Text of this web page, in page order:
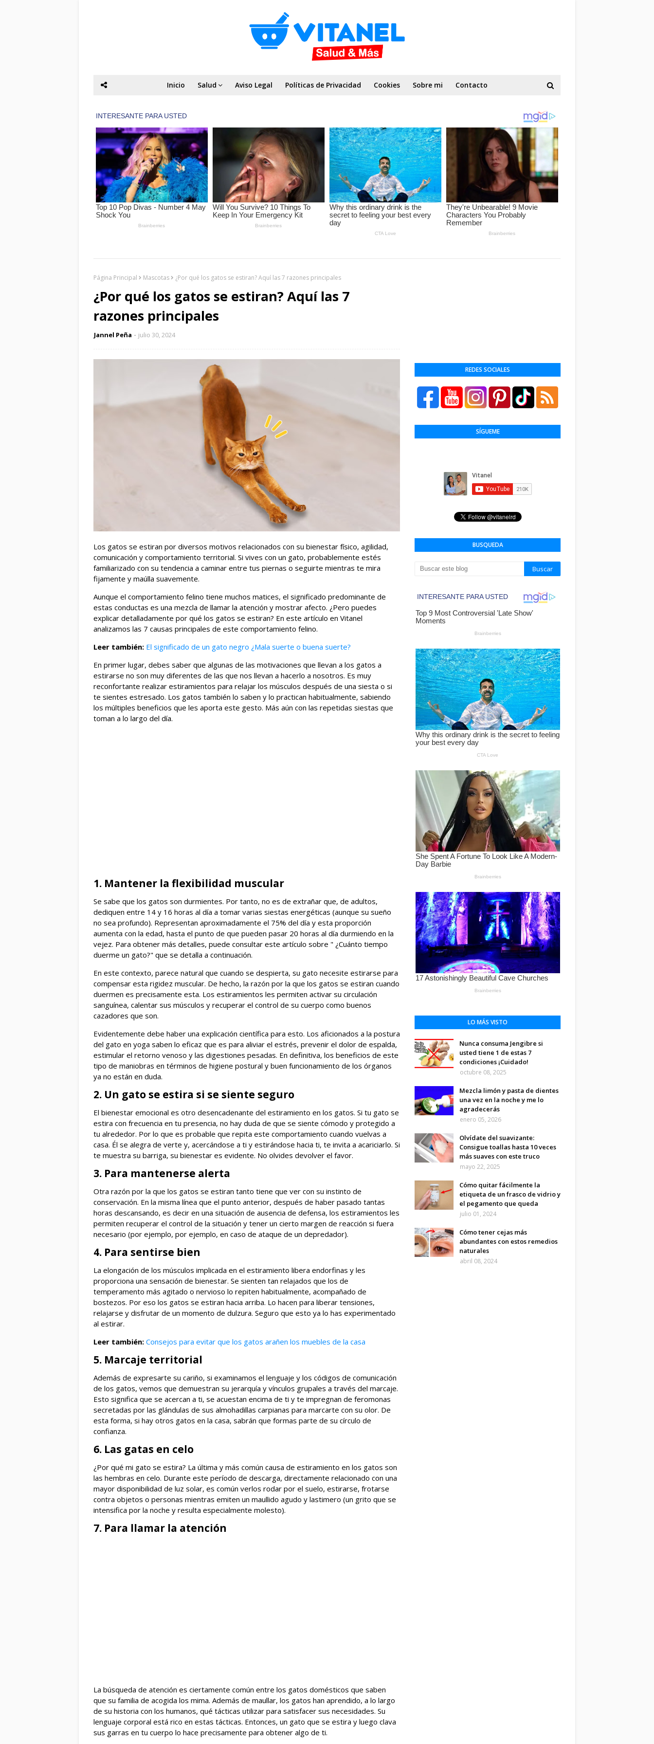
Inicio Salud Aviso Legal Políticas de Privacidad Cookies Sobre mi Contacto
Página Principal Mascotas ¿Por qué los gatos se estiran? Aquí las 7 razones principales
¿Por qué los gatos se estiran? Aquí las 7
razones principales
Jannel Peña julio 30, 2024
Los gatos se estiran por diversos motivos relacionados con su bienestar físico, agilidad,
comunicación y comportamiento territorial. Si vives con un gato, probablemente estés
familiarizado con su tendencia a caminar entre tus piernas o seguirte mientras te mira
fijamente y maúlla suavemente.
Aunque el comportamiento felino tiene muchos matices, el significado predominante de
estas conductas es una mezcla de llamar la atención y mostrar afecto. ¿Pero puedes
explicar detalladamente por qué los gatos se estiran? En este artículo en Vitanel
analizamos las 7 causas principales de este comportamiento felino.
Leer también: El significado de un gato negro ¿Mala suerte o buena suerte?
En primer lugar, debes saber que algunas de las motivaciones que llevan a los gatos a
estirarse no son muy diferentes de las que nos llevan a hacerlo a nosotros. Es muy
reconfortante realizar estiramientos para relajar los músculos después de una siesta o si
te sientes estresado. Los gatos también lo saben y lo practican habitualmente, sabiendo
los múltiples beneficios que les aporta este gesto. Más aún con las repetidas siestas que
toman a lo largo del día.
1. Mantener la flexibilidad muscular
Se sabe que los gatos son durmientes. Por tanto, no es de extrañar que, de adultos,
dediquen entre 14 y 16 horas al día a tomar varias siestas energéticas (aunque su sueño
no sea profundo). Representan aproximadamente el 75% del día y esta proporción
aumenta con la edad, hasta el punto de que pueden pasar 20 horas al día durmiendo en la
vejez. Para obtener más detalles, puede consultar este artículo sobre " ¿Cuánto tiempo
duerme un gato?" que se detalla a continuación.
En este contexto, parece natural que cuando se despierta, su gato necesite estirarse para
compensar esta rigidez muscular. De hecho, la razón por la que los gatos se estiran cuando
duermen es precisamente esta. Los estiramientos les permiten activar su circulación
sanguínea, calentar sus músculos y recuperar el control de su cuerpo como buenos
cazadores que son.
Evidentemente debe haber una explicación científica para esto. Los aficionados a la postura
del gato en yoga saben lo eficaz que es para aliviar el estrés, prevenir el dolor de espalda,
estimular el retorno venoso y las digestiones pesadas. En definitiva, los beneficios de este
tipo de maniobras en términos de higiene postural y buen funcionamiento de los órganos
ya no están en duda.
2. Un gato se estira si se siente seguro
El bienestar emocional es otro desencadenante del estiramiento en los gatos. Si tu gato se
estira con frecuencia en tu presencia, no hay duda de que se siente cómodo y protegido a
tu alrededor. Por lo que es probable que repita este comportamiento cuando vuelvas a
casa. Él se alegra de verte y, acercándose a ti y estirándose hacia ti, te invita a acariciarlo. Si
te muestra su barriga, su bienestar es evidente. No olvides devolver el favor.
3. Para mantenerse alerta
Otra razón por la que los gatos se estiran tanto tiene que ver con su instinto de
conservación. En la misma línea que el punto anterior, después de haber pasado tantas
horas descansando, es decir en una situación de ausencia de defensa, los estiramientos les
permiten recuperar el control de la situación y tener un cierto margen de reacción si fuera
necesario (por ejemplo, por ejemplo, en caso de ataque de un depredador).
4. Para sentirse bien
La elongación de los músculos implicada en el estiramiento libera endorfinas y les
proporciona una sensación de bienestar. Se sienten tan relajados que los de
temperamento más agitado o nervioso lo repiten habitualmente, acompañado de
bostezos. Por eso los gatos se estiran hacia arriba. Lo hacen para liberar tensiones,
relajarse y disfrutar de un momento de dulzura. Seguro que esto ya lo has experimentado
al estirar.
Leer también: Consejos para evitar que los gatos arañen los muebles de la casa
5. Marcaje territorial
Además de expresarte su cariño, si examinamos el lenguaje y los códigos de comunicación
de los gatos, vemos que demuestran su jerarquía y vínculos grupales a través del marcaje.
Esto significa que se acercan a ti, se acuestan encima de ti y te impregnan de feromonas
secretadas por las glándulas de sus almohadillas carpianas para marcarte con su olor. De
esta forma, si hay otros gatos en la casa, sabrán que formas parte de su círculo de
confianza.
6. Las gatas en celo
¿Por qué mi gato se estira? La última y más común causa de estiramiento en los gatos son
las hembras en celo. Durante este período de descarga, directamente relacionado con una
mayor disponibilidad de luz solar, es común verlos rodar por el suelo, estirarse, frotarse
contra objetos o personas mientras emiten un maullido agudo y lastimero (un grito que se
intensifica por la noche y resulta especialmente molesto).
7. Para llamar la atención
La búsqueda de atención es ciertamente común entre los gatos domésticos que saben
que su familia de acogida los mima. Además de maullar, los gatos han aprendido, a lo largo
de su historia con los humanos, qué tácticas utilizar para satisfacer sus necesidades. Su
lenguaje corporal está rico en estas tácticas. Entonces, un gato que se estira y luego clava
sus garras en tu cuerpo lo hace precisamente para obtener algo de ti.
REDES SOCIALES
SÍGUEME
BUSQUEDA
LO MÁS VISTO
Nunca consuma Jengibre si
usted tiene 1 de estas 7
condiciones ¡Cuidado!
octubre 08, 2025
Mezcla limón y pasta de dientes
una vez en la noche y me lo
agradecerás
enero 05, 2026
Olvídate del suavizante:
Consigue toallas hasta 10 veces
más suaves con este truco
mayo 22, 2025
Cómo quitar fácilmente la
etiqueta de un frasco de vidrio y
el pegamento que queda
julio 01, 2024
Cómo tener cejas más
abundantes con estos remedios
naturales
abril 08, 2024